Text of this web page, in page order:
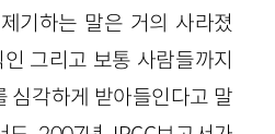
기하는 말은 거의 사라졌
그리고 보통 사람들까지
심각하게 받아들인다고 말